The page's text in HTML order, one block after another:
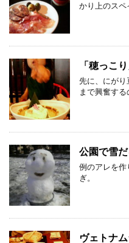
かり上のスペ
「穂っこ
先に、にがり
まで興奮する
公園で雪
例のアレを作
ぎ。
ヴェトナ